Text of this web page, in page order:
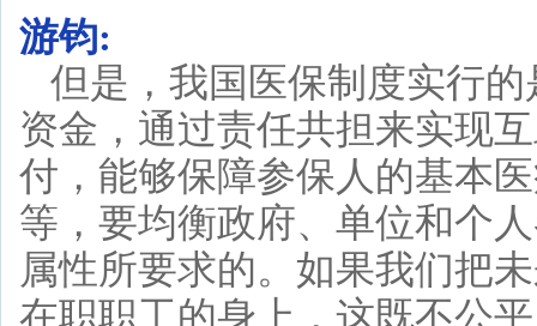
游钧:
但是，我国医保制度实行
资金，通过责任共担来实现
付，能够保障参保人的基本
等，要均衡政府、单位和个
属性所要求的。如果我们把
在职职工的身上，这既不公